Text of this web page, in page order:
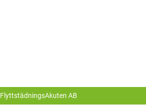
FlyttstädningsAkuten AB